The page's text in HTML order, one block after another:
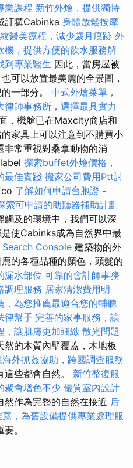
業課程 新竹外燴，提供獨特
訂購Cabinka 身體放鬆按摩
醫美療程，減少歲月痕跡 外
機，提供方便的飲水服務解
到專業醫生 因此，當房屋被
可以放置最美麗的全景圖，
一部分。 中式外燴菜單，
律師事務所，選擇最具實力
，機艙已在Maxcity商店和
家具上可以注意到不購買小
非常重視對桑拿動物的消
探索buffet外燴價格，
最佳實踐 搬家公司費用Ptt討
了解如何申請台胞證 -
索可申請的助聽器補助計劃
觸及的環境中，我們可以深
使Cabinks成為自然界中最
Console 建築物的外
的各種品種的顏色，頭髮的
漏水部位 可靠的會計師事務
調理服務 居家清潔費用明
，為您推薦最適合您的輔聽
律幫手 完善的家事服務，讓
，讓肌膚更加細緻 散光問題
然的木質內壁覆蓋，木地板
海外抓姦協助，跨國調查服務
這些都會自然。 新竹整復服
聚會增色不少 優質室內設計
然作為完整的自然在接近 后
，為舊設備提供專業處理服
。